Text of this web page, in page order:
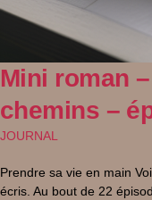
Mini roman
chemins –
JOURNAL
Prendre sa vie en main
écris. Au bout de 22